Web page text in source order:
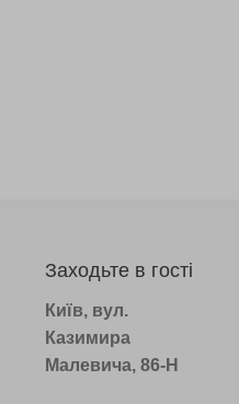
Заходьте в гості
Київ, вул.
Казимира
Малевича, 86-Н